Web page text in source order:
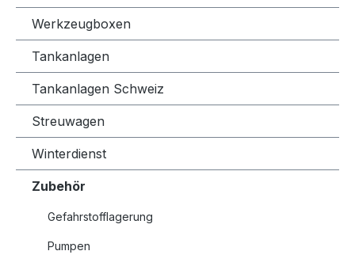
Werkzeugboxen
Tankanlagen
Tankanlagen Schweiz
Streuwagen
Winterdienst
Zubehör
Gefahrstofflagerung
Pumpen